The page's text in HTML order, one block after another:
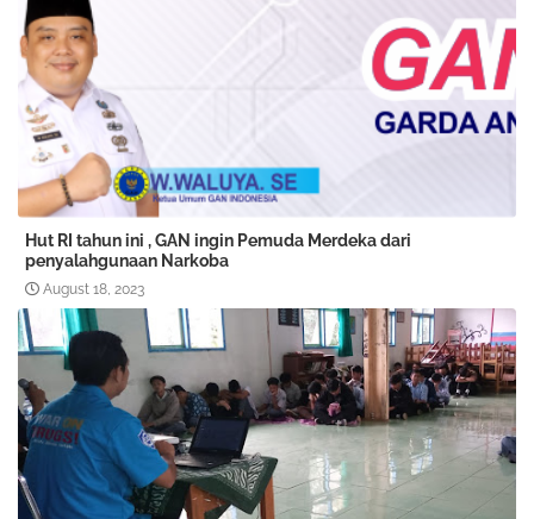
Hut RI tahun ini , GAN ingin Pemuda Merdeka dari
penyalahgunaan Narkoba
August 18, 2023